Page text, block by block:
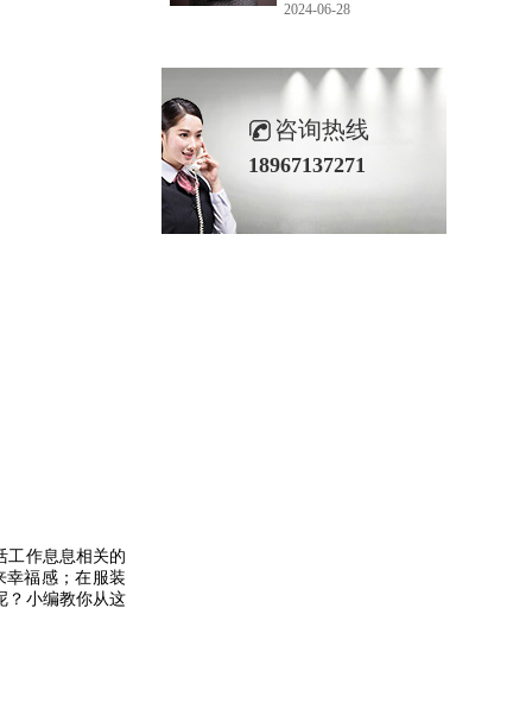
工作息息相关的
幸福感；在服装
？小编教你从这
2024-06-28
咨询热线
18967137271